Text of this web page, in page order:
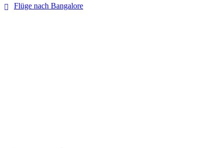
Flüge nach Bangalore